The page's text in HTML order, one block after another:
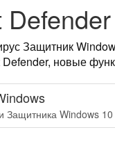
Defender
Защитник
Defender, новые
Защитника Windows 10